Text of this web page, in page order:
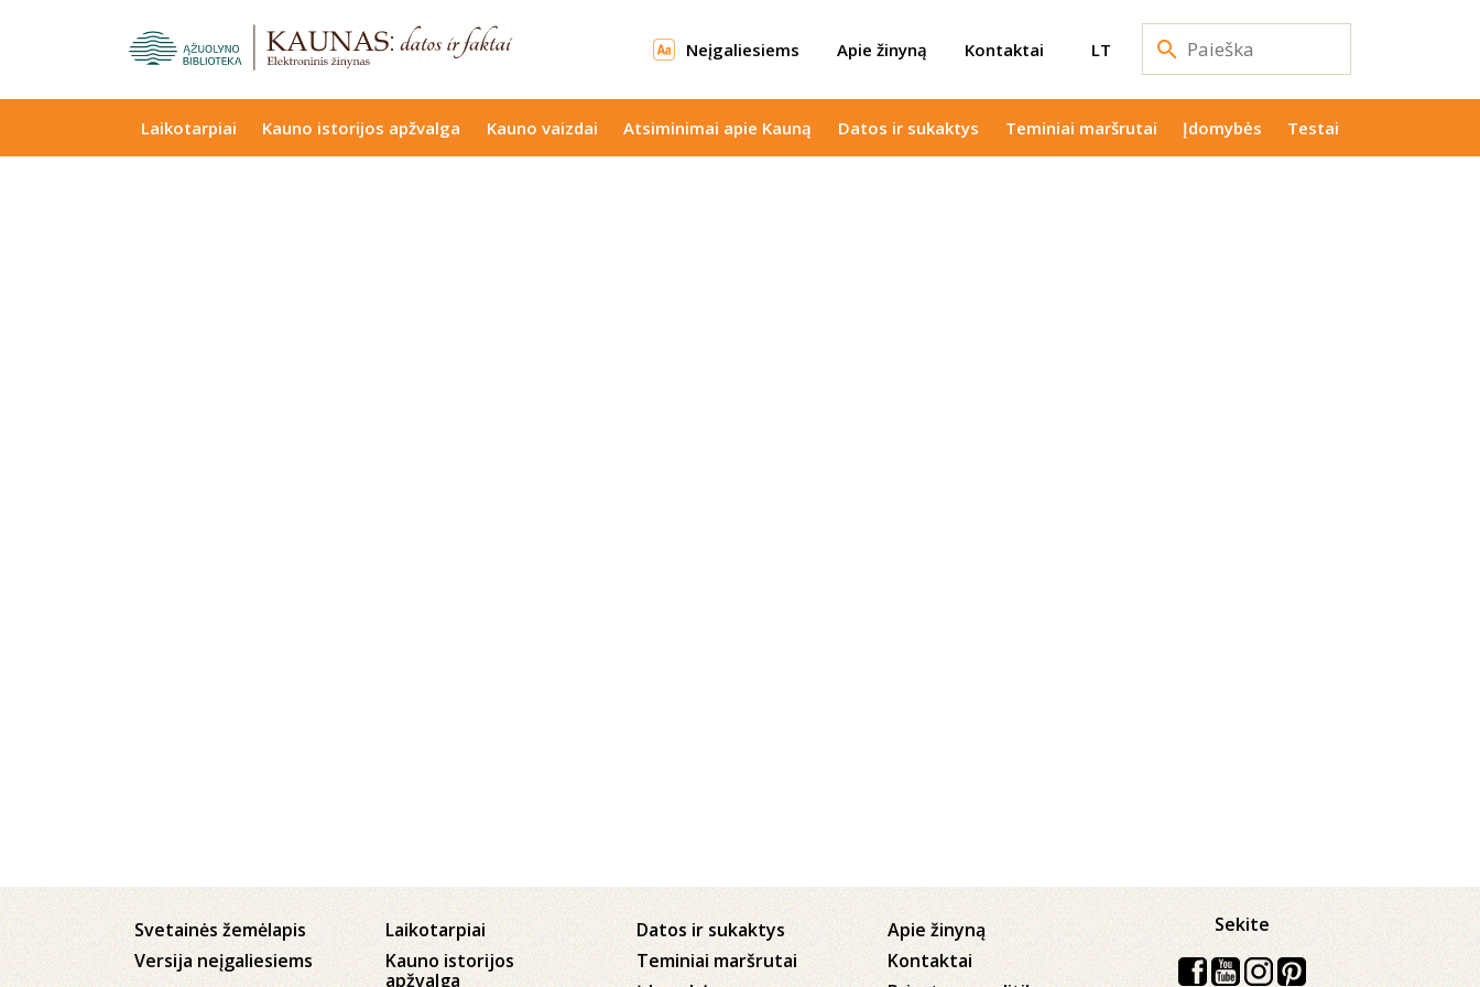
Neįgaliesiems Apie žinyną Kontaktai LT
Laikotarpiai Kauno istorijos apžvalga Kauno vaizdai Atsiminimai apie Kauną Datos ir sukaktys Teminiai maršrutai Įdomybės Testai
Svetainės žemėlapis
Versija neįgaliesiems
Laikotarpiai
Kauno istorijos
apžvalga
Datos ir sukaktys
Teminiai maršrutai
Apie žinyną
Kontaktai
Sekite